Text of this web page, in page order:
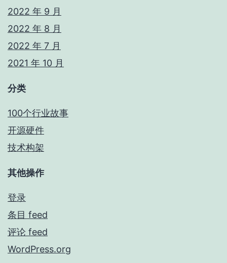
2022 年 9 月
2022 年 8 月
2022 年 7 月
2021 年 10 月
分类
100个行业故事
开源硬件
技术构架
其他操作
登录
条目 feed
评论 feed
WordPress.org